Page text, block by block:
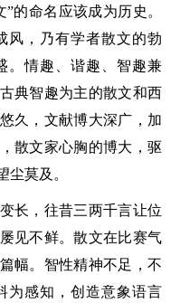
的命名应该成为历史。
风，乃有学者散文的勃
。情趣、谐趣、智趣兼
典智趣为主的散文和西
久，文献博大深广，加
散文家心胸的博大，驱
尘莫及。
，往昔三两千言让位
见不鲜。散文在比赛气
幅。智性精神不足，不
为感知，创造意象语言